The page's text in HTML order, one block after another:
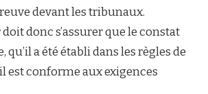
devant les tribunaux.
doit donc s’assurer que le constat
qu’il a été établi dans les règles de
est conforme aux exigences